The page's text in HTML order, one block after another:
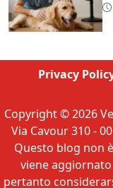
Privacy
Copyright © 2026
Via Cavour 310 -
Questo blog non
viene
pertanto